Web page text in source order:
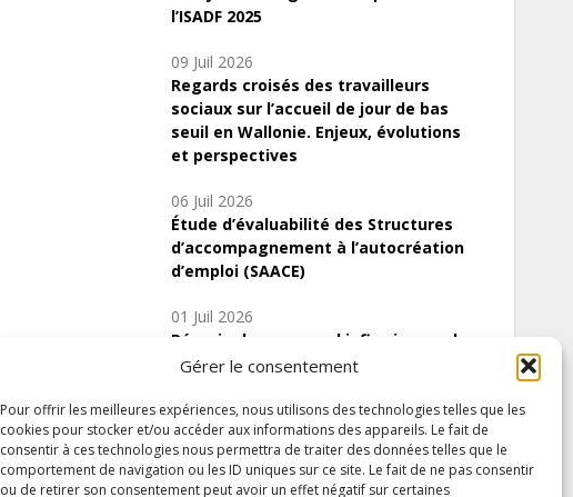
Gérer le consentement
Pour offrir les meilleures expériences, nous utilisons des technologies telles que les
cookies pour stocker et/ou accéder aux informations des appareils. Le fait de
consentir à ces technologies nous permettra de traiter des données telles que le
comportement de navigation ou les ID uniques sur ce site. Le fait de ne pas consentir
ou de retirer son consentement peut avoir un effet négatif sur certaines
l’ISADF 2025
09 Juil 2026
Regards croisés des travailleurs
sociaux sur l’accueil de jour de bas
seuil en Wallonie. Enjeux, évolutions
et perspectives
06 Juil 2026
Étude d’évaluabilité des Structures
d’accompagnement à l’autocréation
d’emploi (SAACE)
01 Juil 2026
Pénurie du personnel infirmier :quels
indicateurs d’offre de soins pour
Inscrivez-vous à notre newsletter